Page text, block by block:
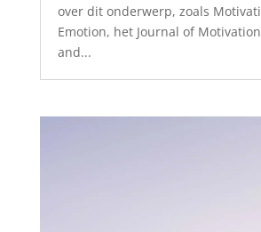
over dit onderwerp, zoals
Emotion, het Journal of
and...